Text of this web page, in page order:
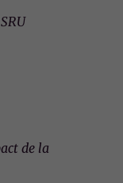
de la